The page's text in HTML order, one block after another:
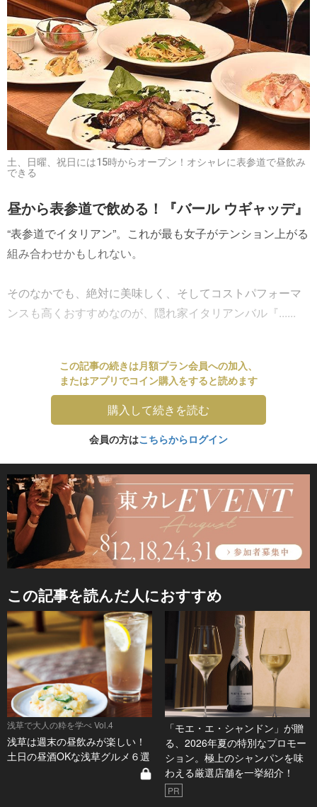
土、日曜、祝日には15時からオープン！オシャレに表参道で昼飲み
できる
昼から表参道で飲める！『バール ウギャッデ』
“表参道でイタリアン”。これが最も女子がテンション上がる
組み合わせかもしれない。
そのなかでも、絶対に美味しく、そしてコストパフォーマ
ンスも高くおすすめなのが、隠れ家イタリアンバル『......
この記事の続きは月額プラン会員への加入、
またはアプリでコイン購入をすると読めます
購入して続きを読む
会員の方はこちらからログイン
この記事を読んだ人におすすめ
浅草で大人の粋を学べ Vol.4
浅草は週末の昼飲みが楽しい！
土日の昼酒OKな浅草グルメ６選
「モエ・エ・シャンドン」が贈
る、2026年夏の特別なプロモー
ション。極上のシャンパンを味
わえる厳選店舗を一挙紹介！
PR